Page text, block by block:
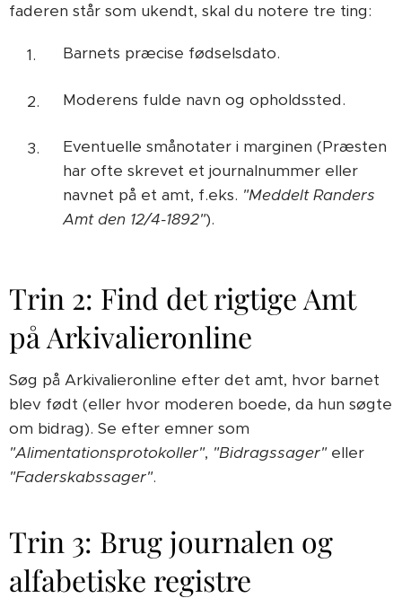
faderen står som ukendt, skal du notere tre ting:
Barnets præcise fødselsdato.
Moderens fulde navn og opholdssted.
Eventuelle smånotater i marginen (Præsten
har ofte skrevet et journalnummer eller
navnet på et amt, f.eks. "Meddelt Randers
Amt den 12/4-1892").
Trin 2: Find det rigtige Amt
på Arkivalieronline
Søg på Arkivalieronline efter det amt, hvor barnet
blev født (eller hvor moderen boede, da hun søgte
om bidrag). Se efter emner som
"Alimentationsprotokoller", "Bidragssager"eller
"Faderskabssager".
Trin 3: Brug journalen og
alfabetiske registre